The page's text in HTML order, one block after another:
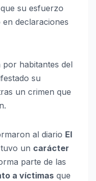
su esfuerzo
en declaraciones
por habitantes del
su
un crimen que
al diario El
un carácter
parte de las
a víctimas que